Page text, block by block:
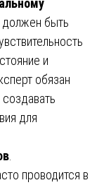
должен быть
и
обязан
для
проводится в